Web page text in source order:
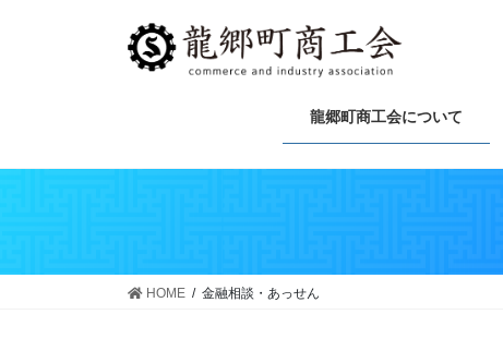
龍郷町商工会について
HOME 金融相談・あっせん